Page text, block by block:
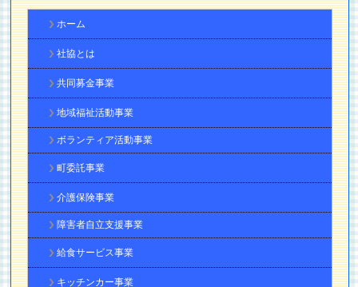
ホーム
社協とは
共同募金事業
地域福祉活動事業
ボランティア活動事業
町委託事業
介護保険事業
障害者自立支援事業
給食サービス事業
キッチンカー事業